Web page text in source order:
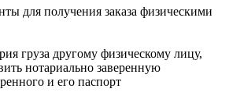
для получения заказа физическими
груза другому физическому лицу,
нотариально заверенную
и его паспорт